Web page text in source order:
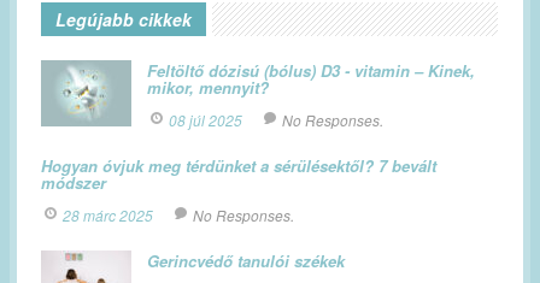
Legújabb cikkek
Feltöltő dózisú (bólus) D3 - vitamin – Kinek,
mikor, mennyit?
08 júl 2025 No Responses.
Hogyan óvjuk meg térdünket a sérülésektől? 7 bevált
módszer
28 márc 2025 No Responses.
Gerincvédő tanulói székek